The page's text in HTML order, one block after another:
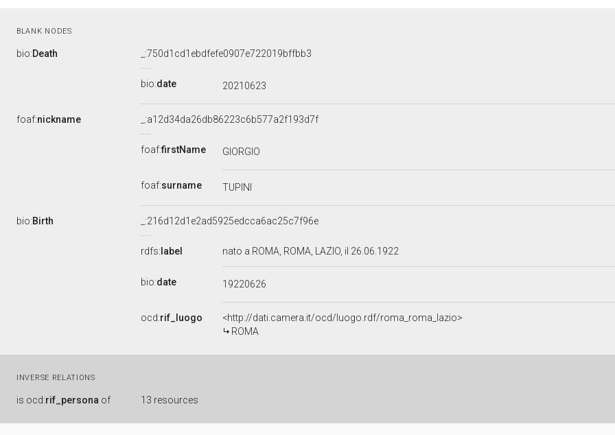
BLANK NODES
bio:Death _:750d1cd1ebdfefe0907e722019bffbb3
bio:date 20210623
foaf:nickname _:a12d34da26db86223c6b577a2f193d7f
foaf:firstName GIORGIO
foaf:surname TUPINI
bio:Birth _:216d12d1e2ad5925edcca6ac25c7f96e
rdfs: label nato a ROMA, ROMA, LAZIO, il 26.06.1922
bio:date 19220626
ocd:rif_luogo
<http://dati.camera.it/ocd/luogo.rdf/roma_roma_lazio>
ROMA
INVERSE RELATIONS
is ocd:rif_persona of 13 resources